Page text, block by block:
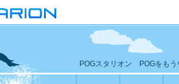
POGスタリオン POGをもう